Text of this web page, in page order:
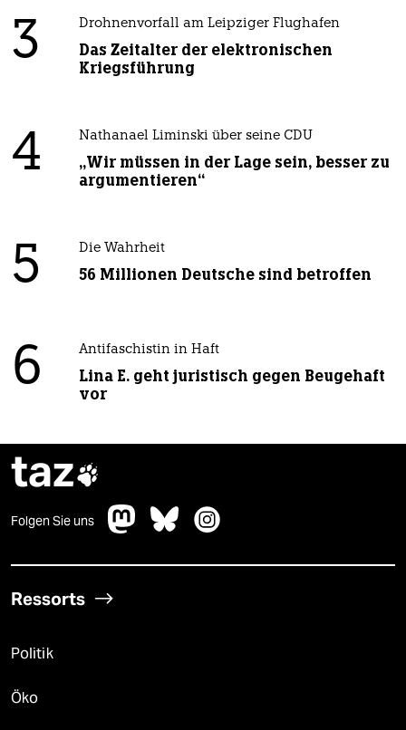
3 Drohnenvorfall am Leipziger Flughafen
Das Zeitalter der elektronischen
Kriegsführung
4 Nathanael Liminski über seine CDU
„Wir müssen in der Lage sein, besser zu
argumentieren“
5 Die Wahrheit
56 Millionen Deutsche sind betroffen
6 Antifaschistin in Haft
Lina E. geht juristisch gegen Beugehaft
vor
taz
Folgen Sie uns
Ressorts
Politik
Öko